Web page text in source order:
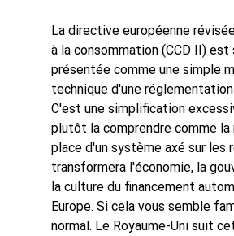
La directive européenne
à la consommation (CCD II) est
présentée comme une simple
technique d'une
C'est une simplification
plutôt la comprendre comme la
place d'un système axé sur les
transformera l'économie, la
la culture du financement
Europe. Si cela vous semble
normal. Le Royaume-Uni suit